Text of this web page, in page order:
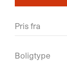
Pris fra
Boligtype